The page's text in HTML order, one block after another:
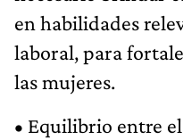
en habilidades
laboral, para
las mujeres.
• Equilibrio entre